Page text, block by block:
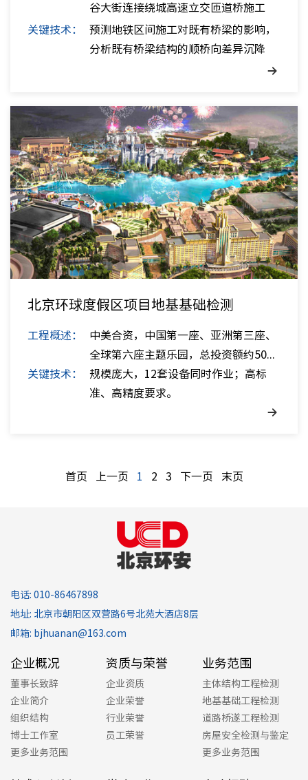
谷大街连接绕城高速立交匝道桥施工
安...
关键技术：
预测地铁区间施工对既有桥梁的影响，
分析既有桥梁结构的顺桥向差异沉降
北京环球度假区项目地基基础检测
工程概述：
中美合资，中国第一座、亚洲第三座、
全球第六座主题乐园，总投资额约50...
关键技术：
规模庞大，12套设备同时作业；高标
准、高精度要求。
首页 上一页 1 2 3 下一页 末页
电话: 010-86467898
地址: 北京市朝阳区双营路6号北苑大酒店8层
邮箱: bjhuanan@163.com
企业概况
董事长致辞
企业简介
组织结构
博士工作室
更多业务范围
资质与荣誉
企业资质
企业荣誉
行业荣誉
员工荣誉
业务范围
主体结构工程检测
地基基础工程检测
道路桥遂工程检测
房屋安全检测与鉴定
更多业务范围